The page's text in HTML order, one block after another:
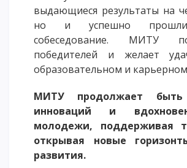
выдающиеся результаты на
но и успешно
собеседование. МИТУ
победителей и желает
образовательном и
МИТУ продолжает быть
инноваций и
молодежи, поддерживая
открывая новые
развития.